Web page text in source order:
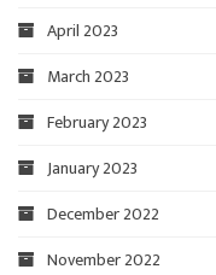
April 2023
March 2023
February 2023
January 2023
December 2022
November 2022